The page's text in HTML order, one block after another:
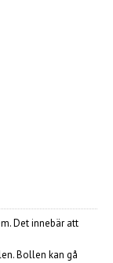
Det innebär att
Bollen kan gå